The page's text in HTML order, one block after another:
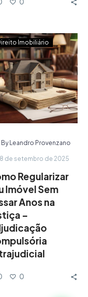
Imobiliário
By Leandro Provenzano
de setembro de 2025
Regularizar
Imóvel Sem
Anos na
–
0